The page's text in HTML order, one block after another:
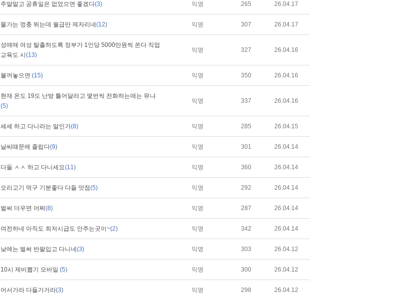
주말말고 공휴일은 없었으면 좋겠다(3) 익명 265 26.04.17
물가는 껑충 뛰는데 월급만 제자리네 (12) 익명 307 26.04.17
성매매 여성 탈출하도록 정부가 1인당 5000만원씩 쏜다 직업
교육도 시 (13)
익명 327 26.04.16
불꺼놓으면 (15) 익명 350 26.04.16
현재 온도 19도 난방 틀어달라고 몇번씩 전화하는애는 뮤냐
(5)
익명 337 26.04.16
셰셰 하고 다니라는 말인가(8) 익명 285 26.04.15
날씨때문에 졸립다(9) 익명 301 26.04.14
다들 ㅅㅅ 하고 다니세요(11) 익명 360 26.04.14
오리고기 먹구 기분좋다 다들 맛점(5) 익명 292 26.04.14
벌써 더우면 어쩌(8) 익명 287 26.04.14
여전하네 아직도 최저시급도 안주는곳이~(2) 익명 342 26.04.14
낮에는 벌써 반팔입고 다니네 (3) 익명 303 26.04.12
10시 제비뽑기 모바일 (5) 익명 300 26.04.12
어서가라 다들가거라(3) 익명 298 26.04.12